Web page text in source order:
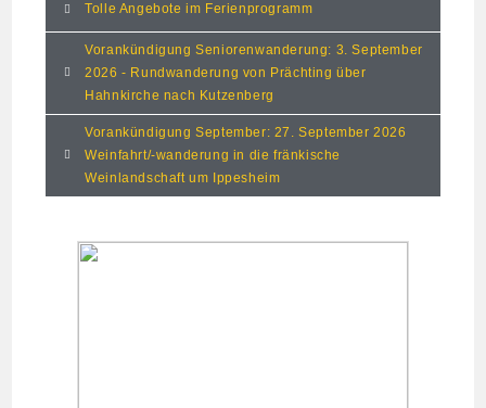
Tolle Angebote im Ferienprogramm
Vorankündigung Seniorenwanderung: 3. September
2026 - Rundwanderung von Prächting über
Hahnkirche nach Kutzenberg
Vorankündigung September: 27. September 2026
Weinfahrt/-wanderung in die fränkische
Weinlandschaft um Ippesheim